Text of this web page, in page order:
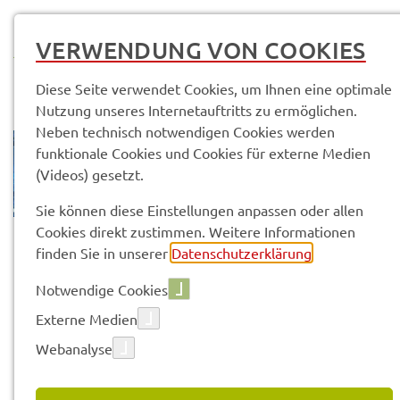
© Pixa­bay
Themen Wirt­schaft Künst­li­che Intel­li­genz in KMU
Vorle­sen
EINSATZ VON KÜNST­LI­CHE
VERWENDUNG VON COOKIES
Diese Seite verwendet Cookies, um Ihnen eine optimale
Nutzung unseres Internetauftritts zu ermöglichen.
Neben technisch notwendigen Cookies werden
funktionale Cookies und Cookies für externe Medien
(Videos) gesetzt.
Sie können diese Einstellungen anpassen oder allen
Cookies direkt zustimmen. Weitere Informationen
finden Sie in unserer Datenschutzerklärung
Notwendige Cookies
Externe Medien
Webanalyse